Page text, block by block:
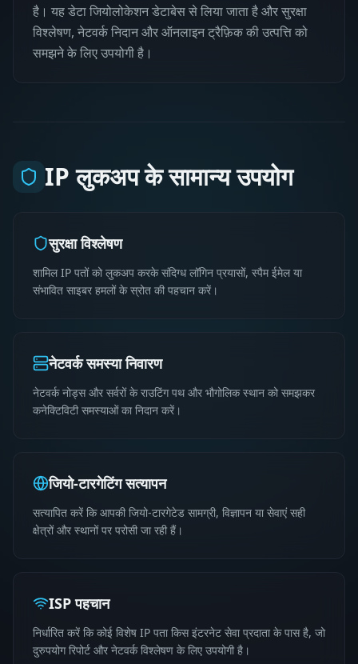
है। यह डेटा जियोलोकेशन डेटाबेस से लिया जाता है और सुरक्षा
विश्लेषण, नेटवर्क निदान और ऑनलाइन ट्रैफ़िक की उत्पत्ति को
समझने के लिए उपयोगी है।
IP लुकअप के सामान्य उपयोग
सुरक्षा विश्लेषण
शामिल IP पतों को लुकअप करके संदिग्ध लॉगिन प्रयासों, स्पैम ईमेल या
संभावित साइबर हमलों के स्रोत की पहचान करें।
नेटवर्क समस्या निवारण
नेटवर्क नोड्स और सर्वरों के राउटिंग पथ और भौगोलिक स्थान को समझकर
कनेक्टिविटी समस्याओं का निदान करें।
जियो-टारगेटिंग सत्यापन
सत्यापित करें कि आपकी जियो-टारगेटेड सामग्री, विज्ञापन या सेवाएं सही
क्षेत्रों और स्थानों पर परोसी जा रही हैं।
ISP पहचान
निर्धारित करें कि कोई विशेष IP पता किस इंटरनेट सेवा प्रदाता के पास है, जो
दुरुपयोग रिपोर्ट और नेटवर्क विश्लेषण के लिए उपयोगी है।